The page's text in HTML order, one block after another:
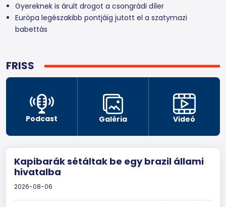
FRISS
Podcast Galéria Videó
Kapibarák sétáltak be egy brazil állami
hivatalba
2026-08-06
Gyereknek is árult drogot a csongrádi díler
Európa legészakibb pontjáig jutott el a szatymazi
babettás